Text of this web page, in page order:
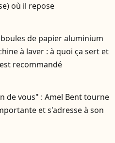
où il repose
de papier aluminium
à laver : à quoi ça sert et
recommandé
de vous" : Amel Bent tourne
et s'adresse à son